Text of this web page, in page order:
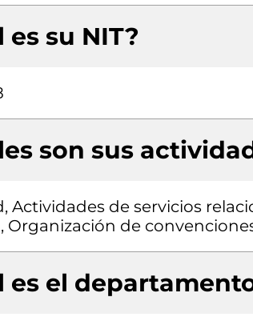
es su NIT?
son sus
Actividades de servicios
Organización de
es el